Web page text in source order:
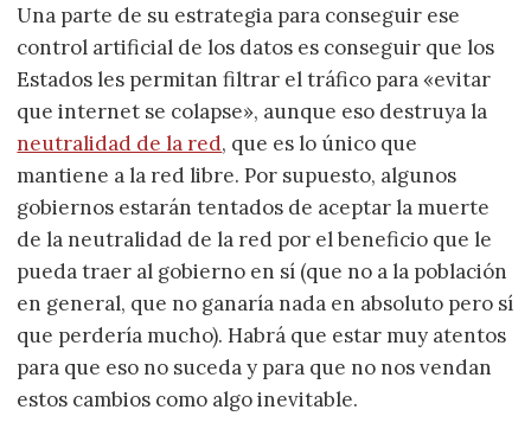
Una parte de su estrategia para conseguir ese
control artificial de los datos es conseguir que los
Estados les permitan filtrar el tráfico para «evitar
que internet se colapse», aunque eso destruya la
neutralidad de la red, que es lo único que
mantiene a la red libre. Por supuesto, algunos
gobiernos estarán tentados de aceptar la muerte
de la neutralidad de la red por el beneficio que le
pueda traer al gobierno en sí (que no a la población
en general, que no ganaría nada en absoluto pero sí
que perdería mucho). Habrá que estar muy atentos
para que eso no suceda y para que no nos vendan
estos cambios como algo inevitable.